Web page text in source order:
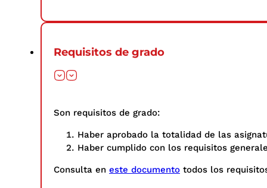
Requisitos de grado
Son requisitos de grado:
Haber aprobado la totalidad de las
Haber cumplido con los requisitos
Consulta en este documento todos los